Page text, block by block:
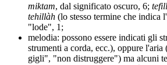
miktam, dal significato oscuro, 6;
tehillàh (lo stesso termine che indica
"lode", 1;
melodia: possono essere indicati gli
strumenti a corda, ecc.), oppure
gigli", "non distruggere") ma alcuni